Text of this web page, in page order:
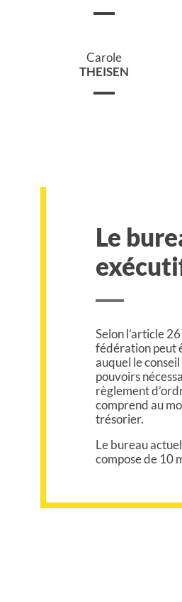
Carole
THEISEN
Le
Selon l’article
fédération peut
auquel le
pouvoirs
règlement
comprend au
trésorier.
Le bureau
compose de 10